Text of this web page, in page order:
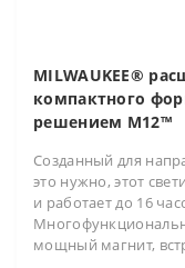
MILWAUKEE®
компактного
решением M12™
Созданный для
это нужно, этот
и работает до 16
мощный магнит,